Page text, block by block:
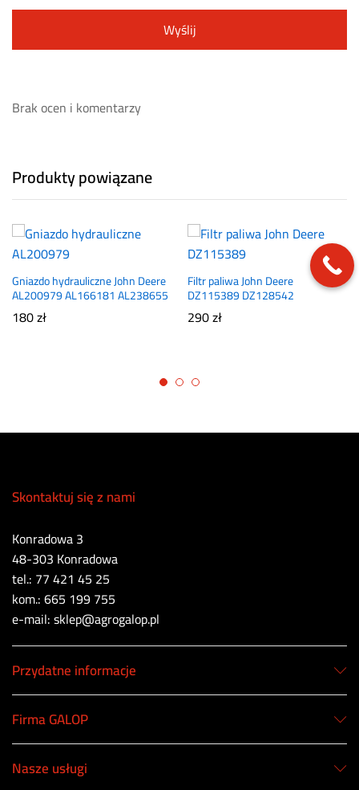
Brak ocen i komentarzy
Produkty powiązane
Gniazdo hydrauliczne John Deere
AL200979 AL166181 AL238655
180zł
Filtr paliwa John Deere
DZ115389 DZ128542
290zł
Skontaktuj się z nami
Konradowa 3
48-303 Konradowa
tel.: 77 421 45 25
kom.: 665 199 755
e-mail: sklep@agrogalop.pl
Przydatne informacje
Firma GALOP
Nasze usługi